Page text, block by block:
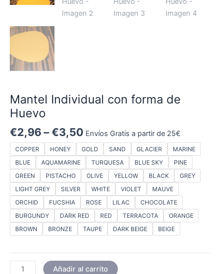
Mantel Individual con forma de
Huevo
€2,96–€3,50 Envíos Gratis a partir de 25€
COPPER HONEY GOLD SAND GLACIER
MARINE
BLUE
AQUAMARINE TURQUESA BLUE SKY
PINE
GREEN
PISTACHO OLIVE YELLOW BLACK
GREY
LIGHT GREY
SILVER WHITE VIOLET
MAUVE
ORCHID
FUCSHIA ROSE LILAC
CHOCOLATE
BURGUNDY
DARK RED RED TERRACOTA
ORANGE
BROWN
BRONZE TAUPE DARK BEIGE BEIGE
Añadir al carrito